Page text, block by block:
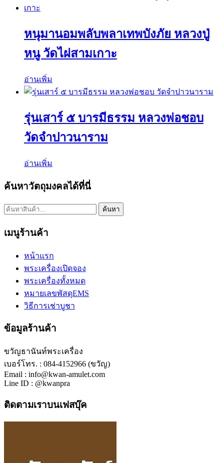
หนุมานอมพลับพลาเทพบังภัย หลวงปู่
หนู วัดไผ่สามเกาะ
อ่านเพิ่ม
รุ่นเสาร์ ๕ บารมีธรรม หลวงพ่อชอบ
วัดจำปาวนาราม
อ่านเพิ่ม
ค้นหาวัตถุมงคลได้ที่นี่
ค้นหา: ค้นหา
เมนูร้านค้า
หน้าแรก
พระเครื่องเปิดจอง
พระเครื่องทั้งหมด
หมายเลขพัสดุEMS
วิธีการเช่าบูชา
ข้อมูลร้านค้า
ขวัญธานันท์พระเครื่อง
เบอร์โทร. : 084-4152966 (ขวัญ)
Email : info@kwan-amulet.com
Line ID : @kwanpra
ติดตามเราบนเฟสบุ๊ค